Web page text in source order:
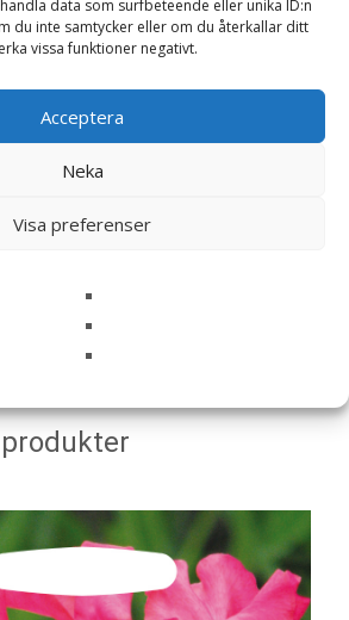
data som surfbeteende eller unika ID:n
du inte samtycker eller om du återkallar ditt
vissa funktioner negativt.
Acceptera
Neka
Visa preferenser
min e-postadress och webbplats i